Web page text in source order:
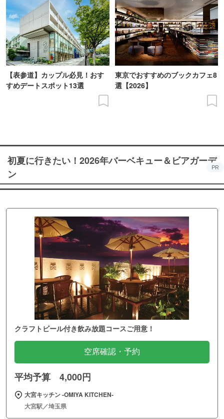
【表参道】カップル必見！おす
すめデートスポット13選
東京でおすすめのブックカフェ8
選【2026】
初夏に行きたい！2026年バーベキュー＆ビアガーデ
ン
PR
クラフトビール付き飲み放題コースご用意！
空席確認・予約
平均予算 4,000円
大宮キッチン ‐OMIYA KITCHEN‐
大宮駅／埼玉県